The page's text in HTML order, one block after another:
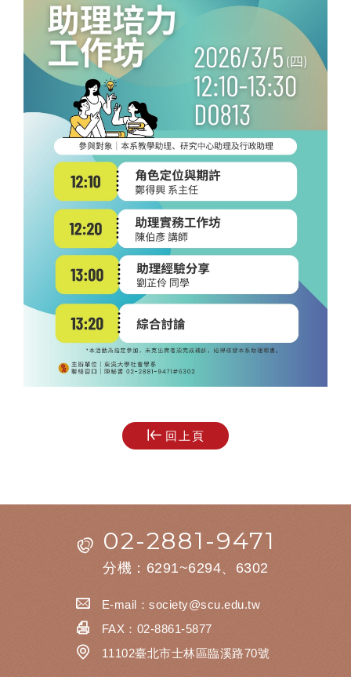
回上頁
02-2881-9471
分機：6291~6294、6302
E-mail：society@scu.edu.tw
FAX：02-8861-5877
11102臺北市士林區臨溪路70號